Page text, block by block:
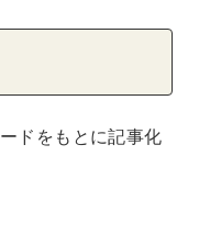
ドをもとに記事化